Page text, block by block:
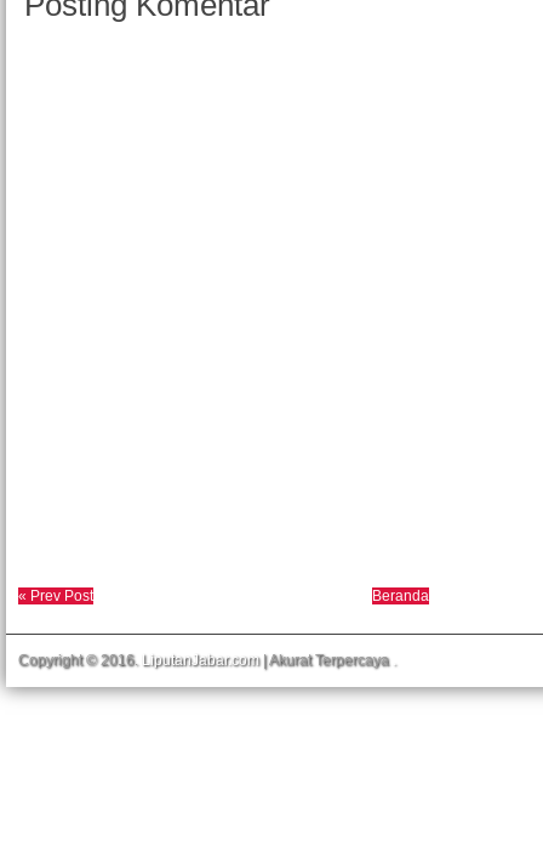
« Prev Post Beranda
Copyright © 2016. LiputanJabar.com| Akurat Terpercaya